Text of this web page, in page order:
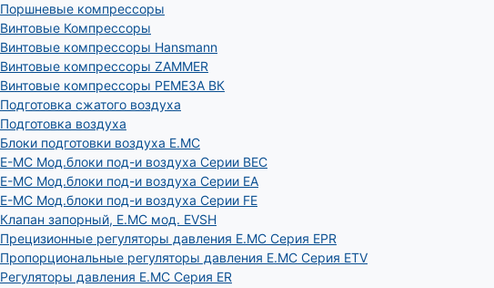
Поршневые компрессоры
Винтовые Компрессоры
Винтовые компрессоры Hansmann
Винтовые компрессоры ZAMMER
Винтовые компрессоры РЕМЕЗА ВК
Подготовка сжатого воздуха
Подготовка воздуха
Блоки подготовки воздуха E.MC
E-MC Мод.блоки под-и воздуха Серии BEC
E-MC Мод.блоки под-и воздуха Серии EA
E-MC Мод.блоки под-и воздуха Серии FE
Клапан запорный, E.MC мод. EVSH
Прецизионные регуляторы давления E.MC Серия EPR
Пропорциональные регуляторы давления E.MC Серия ETV
Регуляторы давления E.MC Серия ER